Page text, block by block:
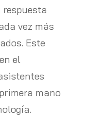
respuesta
vez más
Este
el
mano